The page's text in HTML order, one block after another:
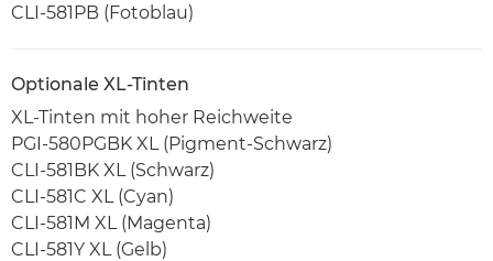
CLI-581PB (Fotoblau)
Optionale XL-Tinten
XL-Tinten mit hoher Reichweite
PGI-580PGBK XL (Pigment-Schwarz)
CLI-581BK XL (Schwarz)
CLI-581C XL (Cyan)
CLI-581M XL (Magenta)
CLI-581Y XL (Gelb)